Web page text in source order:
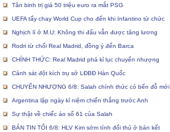
Tân binh trị giá 50 triệu euro ra mắt PSG
UEFA tẩy chay World Cup cho đến khi Infantino từ chức
Nghịch lí ở M.U: Không thi đấu vẫn được tăng lương
Rodri từ chối Real Madrid, đồng ý đến Barca
CHÍNH THỨC: Real Madrid phá kỉ lục chuyển nhượng
Cảnh sát đột kích trụ sở LĐBĐ Hàn Quốc
CHUYỂN NHƯỢNG 6/8: Salah chính thức có bến đỗ mới
Argentina lập ngày kỉ niệm chiến thắng trước Anh
Sự thật về chiếc áo số 61 của Salah
BẢN TIN TỐI 6/8: HLV Kim sớm tính đối thủ ở bán kết